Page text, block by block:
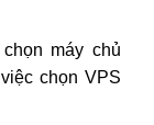
máy chủ
chọn VPS